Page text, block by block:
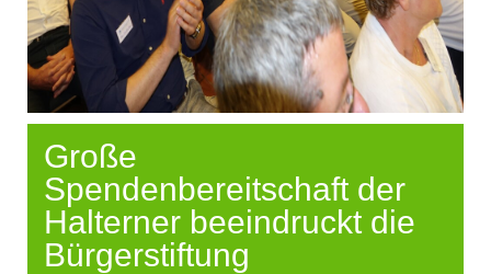
Große
Spendenbereitschaft der
Halterner beeindruckt die
Bürgerstiftung